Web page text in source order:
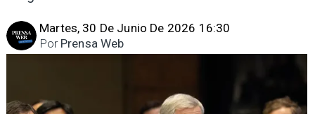
Martes, 30 De Junio De 2026 16:30
Prensa Web
Por